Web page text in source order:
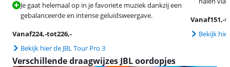
Je gaat helemaal op in je favoriete muziek dankzij een
gebalanceerde en intense geluidsweergave.
Vanaf224,-tot226,-
Bekijk hier de JBL Tour Pro 3
Vanaf151,-
Bekijk
Verschillende draagwijzes JBL oordopjes